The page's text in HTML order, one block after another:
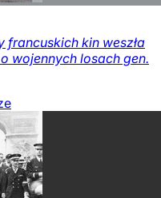
francuskich kin weszła
wojennych losach gen.